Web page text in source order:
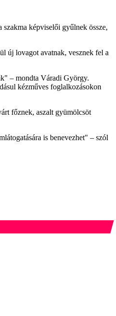
képviselői gyűlnek össze,
új lovagot avatnak, vesznek fel a
– mondta Váradi György.
kézműves foglalkozásokon
főznek, aszalt gyümölcsöt
is benevezhet" – szól